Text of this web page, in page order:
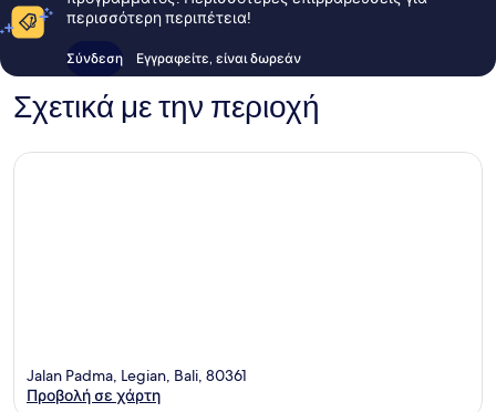
περισσότερη περιπέτεια!
Σύνδεση Εγγραφείτε, είναι δωρεάν
Σχετικά με την περιοχή
Jalan Padma, Legian, Bali, 80361
Προβολή σε χάρτη